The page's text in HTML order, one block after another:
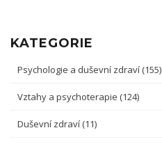
KATEGORIE
Psychologie a duševní zdraví (155)
Vztahy a psychoterapie (124)
Duševní zdraví (11)